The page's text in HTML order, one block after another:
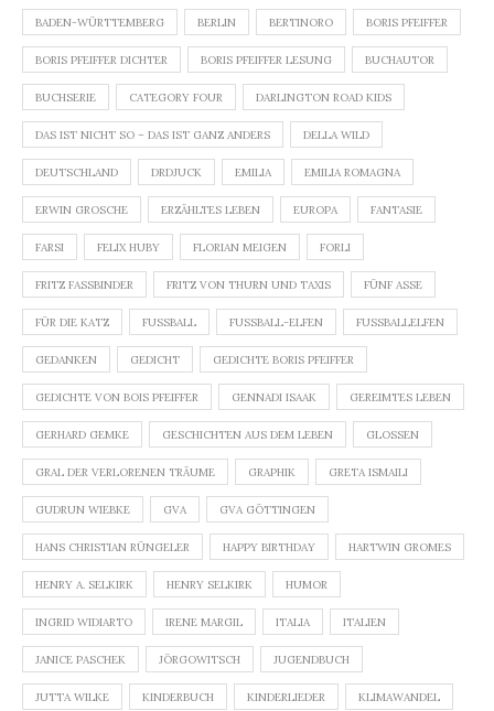
BADEN-WÜRTTEMBERG BERLIN BERTINORO BORIS PFEIFFER
BORIS PFEIFFER DICHTER BORIS PFEIFFER LESUNG BUCHAUTOR
BUCHSERIE CATEGORY FOUR DARLINGTON ROAD KIDS
DAS IST NICHT SO – DAS IST GANZ ANDERS DELLA WILD
DEUTSCHLAND DRDJUCK EMILIA EMILIA ROMAGNA
ERWIN GROSCHE ERZÄHLTES LEBEN EUROPA FANTASIE
FARSI FELIX HUBY FLORIAN MEIGEN FORLI
FRITZ FASSBINDER FRITZ VON THURN UND TAXIS FÜNF ASSE
FÜR DIE KATZ FUSSBALL FUSSBALL-ELFEN FUSSBALLELFEN
GEDANKEN GEDICHT GEDICHTE BORIS PFEIFFER
GEDICHTE VON BOIS PFEIFFER GENNADI ISAAK GEREIMTES LEBEN
GERHARD GEMKE GESCHICHTEN AUS DEM LEBEN GLOSSEN
GRAL DER VERLORENEN TRÄUME GRAPHIK GRETA ISMAILI
GUDRUN WIEBKE GVA GVA GÖTTINGEN
HANS CHRISTIAN RÜNGELER HAPPY BIRTHDAY HARTWIN GROMES
HENRY A. SELKIRK HENRY SELKIRK HUMOR
INGRID WIDIARTO IRENE MARGIL ITALIA ITALIEN
JANICE PASCHEK JÖRGOWITSCH JUGENDBUCH
JUTTA WILKE KINDERBUCH KINDERLIEDER KLIMAWANDEL